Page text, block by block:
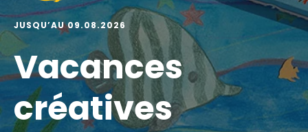
JUSQU’AU 09.08.2026
Vacances
créatives